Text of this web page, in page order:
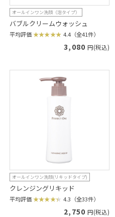
オールインワン洗顔（泡タイプ）
バブルクリームウォッシュ
平均評価 4.4（全41件）
3,080 円(税込)
オールインワン洗顔(リキッドタイプ)
クレンジングリキッド
平均評価 4.3（全33件）
2,750 円(税込)